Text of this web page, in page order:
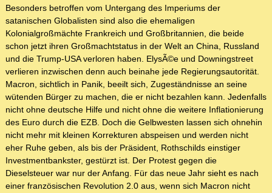
Besonders betroffen vom Untergang des Imperiums der
satanischen Globalisten sind also die ehemaligen
Kolonialgroßmächte Frankreich und Großbritannien, die beide
schon jetzt ihren Großmachtstatus in der Welt an China, Russland
und die Trump-USA verloren haben. ElysÃ©e und Downingstreet
verlieren inzwischen denn auch beinahe jede Regierungsautorität.
Macron, sichtlich in Panik, beeilt sich, Zugeständnisse an seine
wütenden Bürger zu machen, die er nicht bezahlen kann. Jedenfalls
nicht ohne deutsche Hilfe und nicht ohne die weitere Inflationierung
des Euro durch die EZB. Doch die Gelbwesten lassen sich ohnehin
nicht mehr mit kleinen Korrekturen abspeisen und werden nicht
eher Ruhe geben, als bis der Präsident, Rothschilds einstiger
Investmentbankster, gestürzt ist. Der Protest gegen die
Dieselsteuer war nur der Anfang. Für das neue Jahr sieht es nach
einer französischen Revolution 2.0 aus, wenn sich Macron nicht